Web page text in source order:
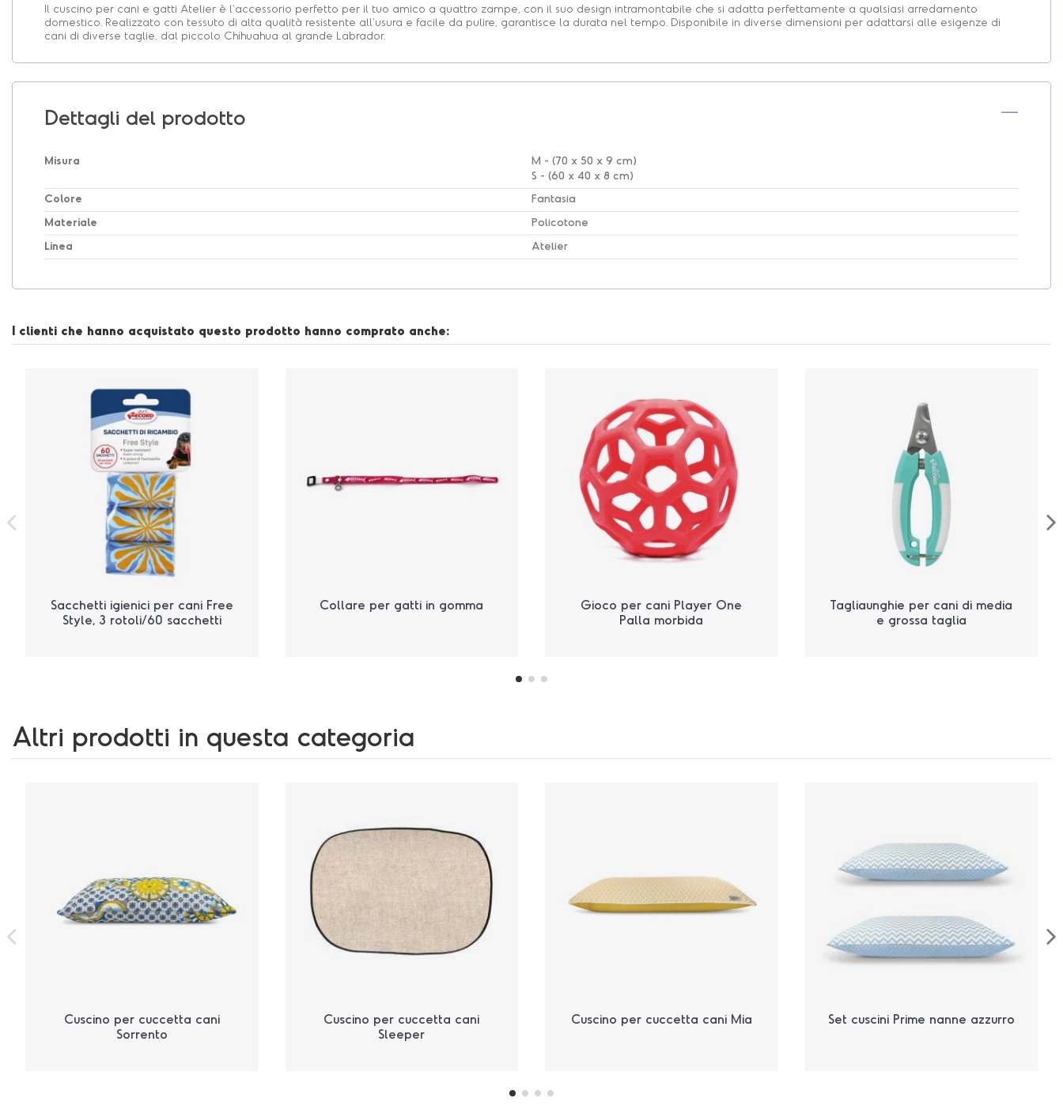
Il cuscino per cani e gatti Atelier è l'accessorio perfetto per il tuo amico a quattro zampe, con il suo design intramontabile che si adatta perfettamente a qualsiasi arredamento
domestico. Realizzato con tessuto di alta qualità resistente all'usura e facile da pulire, garantisce la durata nel tempo. Disponibile in diverse dimensioni per adattarsi alle esigenze di
cani di diverse taglie, dal piccolo Chihuahua al grande Labrador.
Dettagli del prodotto
Misura
M - (70 x 50 x 9 cm)
S - (60 x 40 x 8 cm)
Colore
Fantasia
Materiale
Policotone
Linea
Atelier
I clienti che hanno acquistato questo prodotto hanno comprato anche:
Sacchetti igienici per cani Free
Style, 3 rotoli/60 sacchetti
Collare per gatti in gomma
Gioco per cani Player One
Palla morbida
Tagliaunghie per cani di media
e grossa taglia
Altri prodotti in questa categoria
Cuscino per cuccetta cani
Sorrento
Cuscino per cuccetta cani
Sleeper
Cuscino per cuccetta cani Mia Set cuscini Prime nanne azzurro